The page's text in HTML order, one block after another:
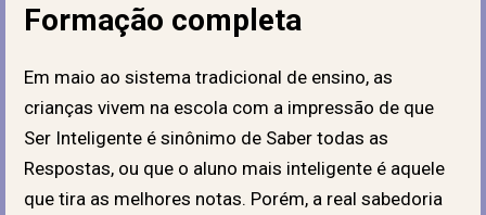
Formação completa
Em maio ao sistema tradicional de ensino, as
crianças vivem na escola com a impressão de que
Ser Inteligente é sinônimo de Saber todas as
Respostas, ou que o aluno mais inteligente é aquele
que tira as melhores notas. Porém, a real sabedoria